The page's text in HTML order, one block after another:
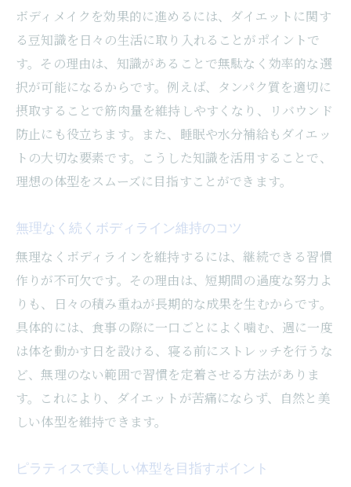
ボディメイクを効果的に進めるには、ダイエットに関す
る豆知識を日々の生活に取り入れることがポイントで
す。その理由は、知識があることで無駄なく効率的な選
択が可能になるからです。例えば、タンパク質を適切に
摂取することで筋肉量を維持しやすくなり、リバウンド
防止にも役立ちます。また、睡眠や水分補給もダイエッ
トの大切な要素です。こうした知識を活用することで、
理想の体型をスムーズに目指すことができます。
無理なく続くボディライン維持のコツ
無理なくボディラインを維持するには、継続できる習慣
作りが不可欠です。その理由は、短期間の過度な努力よ
りも、日々の積み重ねが長期的な成果を生むからです。
具体的には、食事の際に一口ごとによく噛む、週に一度
は体を動かす日を設ける、寝る前にストレッチを行うな
ど、無理のない範囲で習慣を定着させる方法がありま
す。これにより、ダイエットが苦痛にならず、自然と美
しい体型を維持できます。
ピラティスで美しい体型を目指すポイント